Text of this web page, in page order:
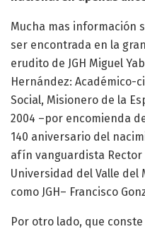
Mucha mas información
ser encontrada en la
erudito de JGH Miguel
Hernández: Académico-
Social, Misionero de la
2004 –por encomienda
140 aniversario del
afín vanguardista
Universidad del Valle
como JGH– Francisco
Por otro lado, que